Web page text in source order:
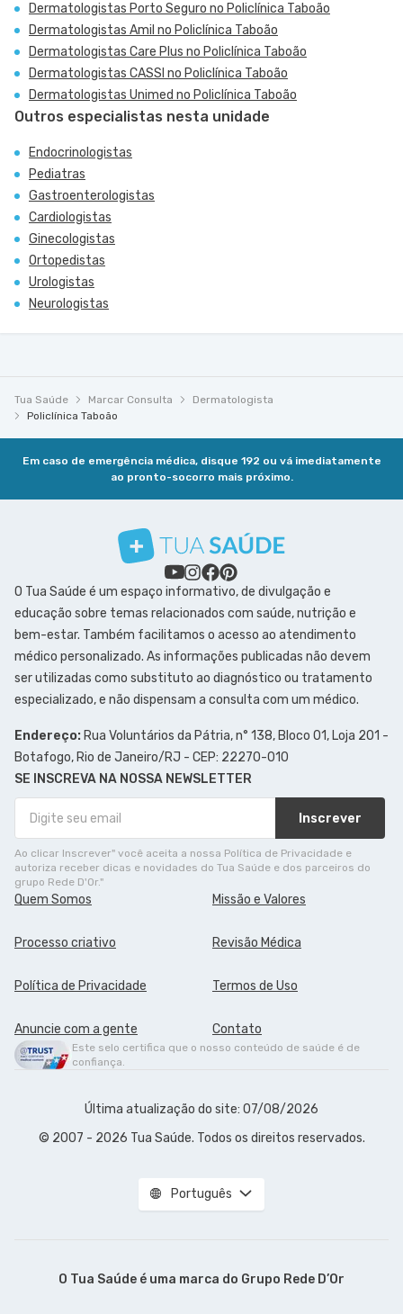
Dermatologistas Porto Seguro no Policlínica Taboão
Dermatologistas Amil no Policlínica Taboão
Dermatologistas Care Plus no Policlínica Taboão
Dermatologistas CASSI no Policlínica Taboão
Dermatologistas Unimed no Policlínica Taboão
Outros especialistas nesta unidade
Endocrinologistas
Pediatras
Gastroenterologistas
Cardiologistas
Ginecologistas
Ortopedistas
Urologistas
Neurologistas
Tua Saúde Marcar Consulta
Dermatologista
Policlínica Taboão
Em caso de emergência médica, disque 192 ou vá imediatamente
ao pronto-socorro mais próximo.
O Tua Saúde é um espaço informativo, de divulgação e
educação sobre temas relacionados com saúde, nutrição e
bem-estar. Também facilitamos o acesso ao atendimento
médico personalizado. As informações publicadas não devem
ser utilizadas como substituto ao diagnóstico ou tratamento
especializado, e não dispensam a consulta com um médico.
Endereço: Rua Voluntários da Pátria, n° 138, Bloco 01, Loja 201 -
Botafogo, Rio de Janeiro/RJ - CEP: 22270-010
SE INSCREVA NA NOSSA NEWSLETTER
Inscrever
Ao clicar Inscrever" você aceita a nossa Política de Privacidade e
autoriza receber dicas e novidades do Tua Saúde e dos parceiros do
grupo Rede D'Or."
Quem Somos Missão e Valores
Processo criativo Revisão Médica
Política de Privacidade Termos de Uso
Anuncie com a gente Contato
Este selo certifica que o nosso conteúdo de saúde é de
confiança.
Última atualização do site: 07/08/2026
© 2007 - 2026 Tua Saúde. Todos os direitos reservados.
Português
O Tua Saúde é uma marca do Grupo Rede D’Or